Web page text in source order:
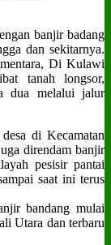
banjir badang
dan sekitarnya.
Di Kulawi
tanah longsor,
dua melalui jalur
di Kecamatan
direndam banjir
pesisir pantai
saat ini terus
bandang mulai
Utara dan terbaru